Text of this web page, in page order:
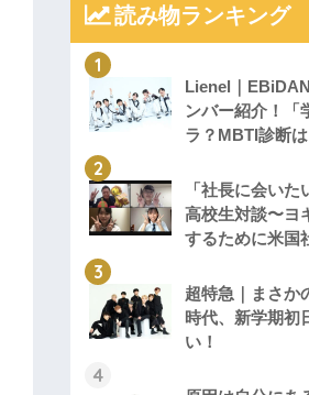
読み物ランキング
Lienel｜
ンバー紹介！「
ラ？MBTI診断は
「社長に会い
高校生対談〜ヨ
するために米国
超特急｜まさか
時代、新学期初
い！